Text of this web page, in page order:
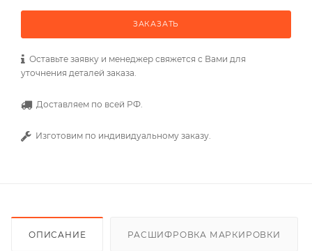
ЗАКАЗАТЬ
Оставьте заявку и менеджер свяжется с Вами для
уточнения деталей заказа.
Доставляем по всей РФ.
Изготовим по индивидуальному заказу.
ОПИСАНИЕ РАСШИФРОВКА МАРКИРОВКИ